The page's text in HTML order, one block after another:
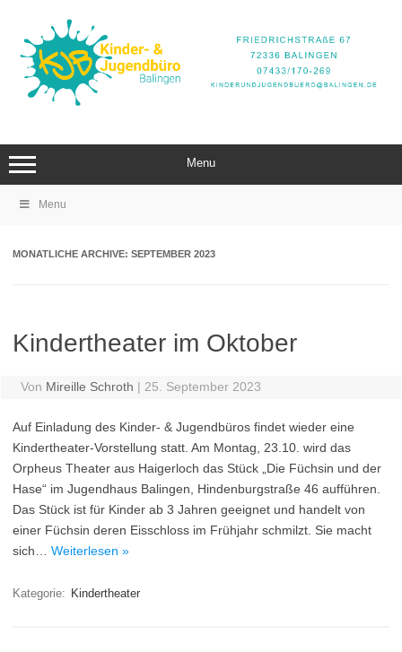
Menu
Menu
MONATLICHE ARCHIVE: SEPTEMBER 2023
Kindertheater im Oktober
Von Mireille Schroth | 25. September 2023
Auf Einladung des Kinder- & Jugendbüros findet wieder eine
Kindertheater-Vorstellung statt. Am Montag, 23.10. wird das
Orpheus Theater aus Haigerloch das Stück „Die Füchsin und der
Hase“ im Jugendhaus Balingen, Hindenburgstraße 46 aufführen.
Das Stück ist für Kinder ab 3 Jahren geeignet und handelt von
einer Füchsin deren Eisschloss im Frühjahr schmilzt. Sie macht
sich… Weiterlesen »
Kategorie: Kindertheater